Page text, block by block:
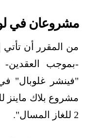
مشروعان في
من المقرر أن تأتي
-بموجب
"فينشر غلوبال" في
مشروع بلاك
2 للغاز المسال".